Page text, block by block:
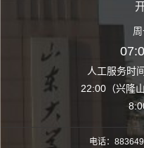
至周日8:00-
园校区图书馆
人工服务时
22:00（兴隆
电话：